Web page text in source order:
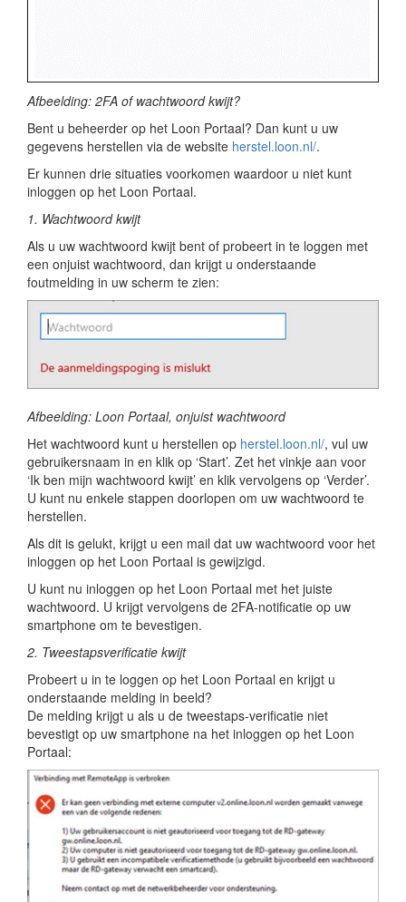
Afbeelding: 2FA of wachtwoord kwijt?
Bent u beheerder op het Loon Portaal? Dan kunt u uw
gegevens herstellen via de website herstel.loon.nl/.
Er kunnen drie situaties voorkomen waardoor u niet kunt
inloggen op het Loon Portaal.
1. Wachtwoord kwijt
Als u uw wachtwoord kwijt bent of probeert in te loggen met
een onjuist wachtwoord, dan krijgt u onderstaande
foutmelding in uw scherm te zien:
Afbeelding: Loon Portaal, onjuist wachtwoord
Het wachtwoord kunt u herstellen op herstel.loon.nl/, vul uw
gebruikersnaam in en klik op ‘Start’. Zet het vinkje aan voor
‘Ik ben mijn wachtwoord kwijt’ en klik vervolgens op ‘Verder’.
U kunt nu enkele stappen doorlopen om uw wachtwoord te
herstellen.
Als dit is gelukt, krijgt u een mail dat uw wachtwoord voor het
inloggen op het Loon Portaal is gewijzigd.
U kunt nu inloggen op het Loon Portaal met het juiste
wachtwoord. U krijgt vervolgens de 2FA-notificatie op uw
smartphone om te bevestigen.
2. Tweestapsverificatie kwijt
Probeert u in te loggen op het Loon Portaal en krijgt u
onderstaande melding in beeld?
De melding krijgt u als u de tweestaps-verificatie niet
bevestigt op uw smartphone na het inloggen op het Loon
Portaal: